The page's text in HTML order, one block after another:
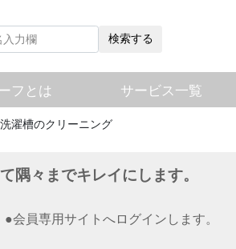
検索する
フとは サービス一覧
洗濯槽のクリーニング
隅々までキレイにします。
●会員専用サイトへログインします。